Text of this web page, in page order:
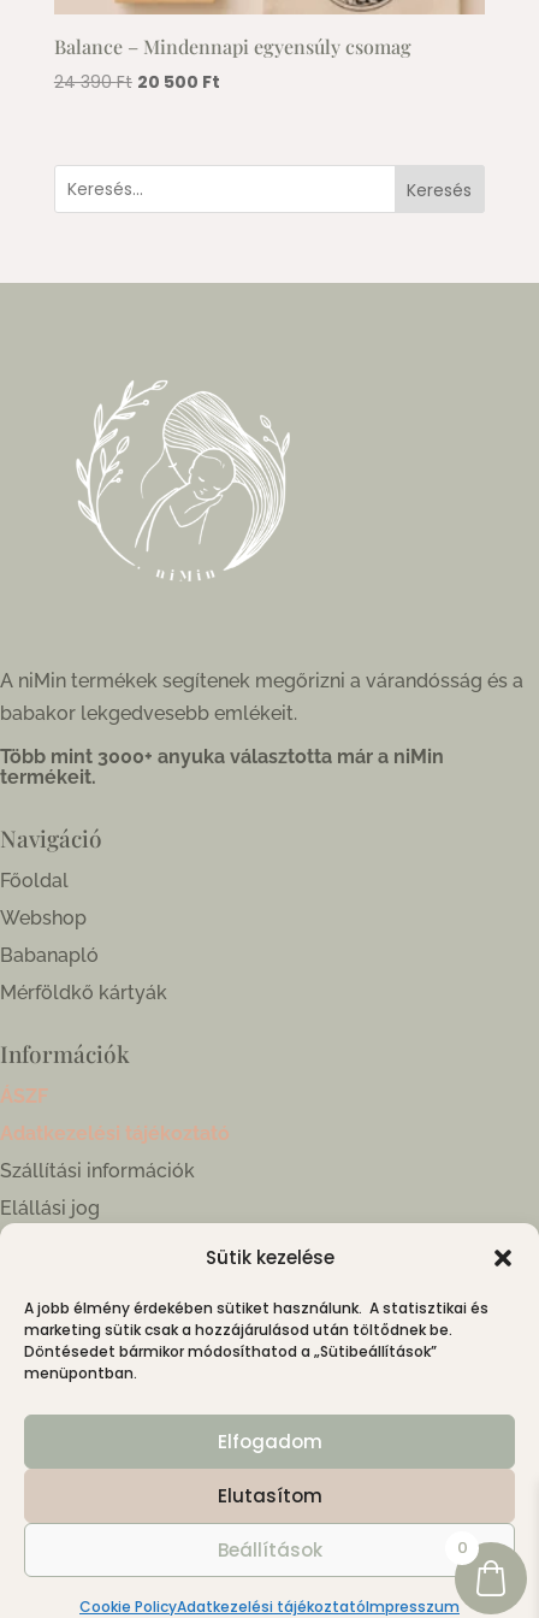
Sütik kezelése
A jobb élmény érdekében sütiket használunk. A statisztikai és
marketing sütik csak a hozzájárulásod után töltődnek be.
Döntésedet bármikor módosíthatod a „Sütibeállítások”
menüpontban.
Elfogadom
Elutasítom
Beállítások
Cookie PolicyAdatkezelési tájékoztatóImpresszum
Balance – Mindennapi egyensúly csomag
24 390Ft Original
24
390 Ft.
20 500 FtCurrent
20
Keresés
A niMin termékek segítenek megőrizni a várandósság és a
babakor lekgedvesebb emlékeit.
Több mint 3000+ anyuka választotta már a niMin
termékeit.
Navigáció
Főoldal
Webshop
Babanapló
Mérföldkő kártyák
Információk
ÁSZF
Adatkezelési tájékoztató
Szállítási információk
Elállási jog
4030 Debrecen, Híd kköz 1.
+36 30 699 5151
kapcsolat@nimin.hu
Instagram: @nimin.hu
0